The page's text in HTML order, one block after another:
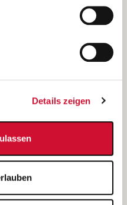
Details zeigen
Bezirksverbandes Unterfranken